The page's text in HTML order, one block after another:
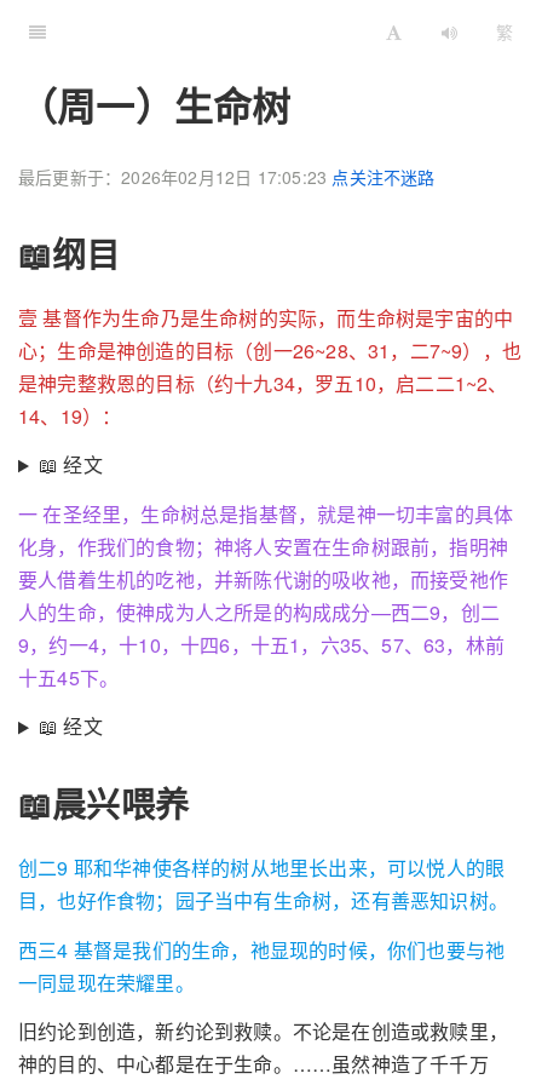
繁
（周一）生命树
最后更新于：2026年02月12日 17:05:23 点关注不迷路
📖纲目
壹 基督作为生命乃是生命树的实际，而生命树是宇宙的中
心；生命是神创造的目标（创一26~28、31，二7~9），也
是神完整救恩的目标（约十九34，罗五10，启二二1~2、
14、19）：
📖 经文
一 在圣经里，生命树总是指基督，就是神一切丰富的具体
化身，作我们的食物；神将人安置在生命树跟前，指明神
要人借着生机的吃祂，并新陈代谢的吸收祂，而接受祂作
人的生命，使神成为人之所是的构成成分—西二9，创二
9，约一4，十10，十四6，十五1，六35、57、63，林前
十五45下。
📖 经文
📖晨兴喂养
创二9 耶和华神使各样的树从地里长出来，可以悦人的眼
目，也好作食物；园子当中有生命树，还有善恶知识树。
西三4 基督是我们的生命，祂显现的时候，你们也要与祂
一同显现在荣耀里。
旧约论到创造，新约论到救赎。不论是在创造或救赎里，
神的目的、中心都是在于生命。……虽然神造了千千万